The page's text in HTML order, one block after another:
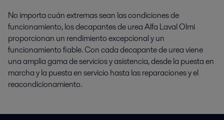
No importa cuán extremas sean las condiciones de
funcionamiento, los decapantes de urea Alfa Laval Olmi
proporcionan un rendimiento excepcional y un
funcionamiento fiable. Con cada decapante de urea viene
una amplia gama de servicios y asistencia, desde la puesta en
marcha y la puesta en servicio hasta las reparaciones y el
reacondicionamiento.